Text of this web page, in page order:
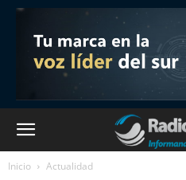
Inicio Actualidad